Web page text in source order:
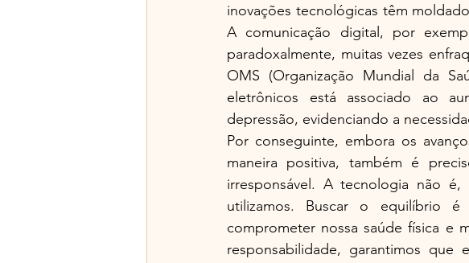
inovações tecnológicas têm
A comunicação digital, por
paradoxalmente, muitas vezes
OMS (Organização Mundial da
eletrônicos está associado ao
depressão, evidenciando a
Por conseguinte, embora os
maneira positiva, também é
irresponsável. A tecnologia não
utilizamos. Buscar o equilíbrio é
comprometer nossa saúde física e
responsabilidade, garantimos